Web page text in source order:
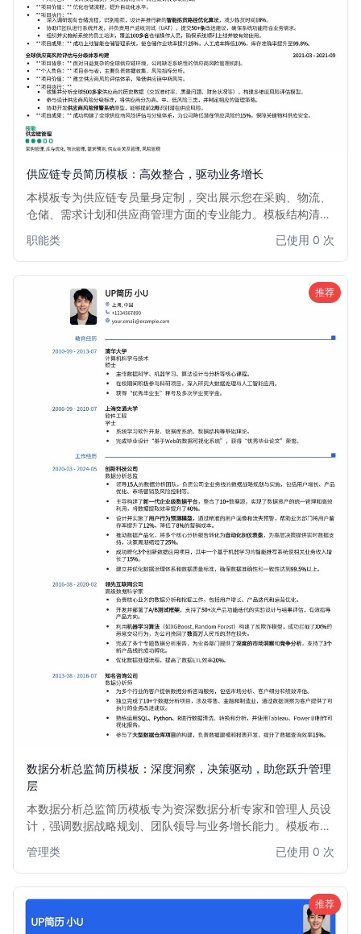
供应链专员简历模板：高效整合，驱动业务增长
本模板专为供应链专员量身定制，突出展示您在采购、物流、
仓储、需求计划和供应商管理方面的专业能力。模板结构清
竞争激烈的供应链领域脱颖而出，获得理想职位。
职能类 已使用 0 次
推荐
数据分析总监简历模板：深度洞察，决策驱动，助您跃升管理
层
本数据分析总监简历模板专为资深数据分析专家和管理人员设
计，强调数据战略规划、团队领导与业务增长能力。模板布局
位招聘中脱颖而出，展现作为Director of Data Analytics的卓
越领导力与数据洞察力。
管理类 已使用 0 次
推荐